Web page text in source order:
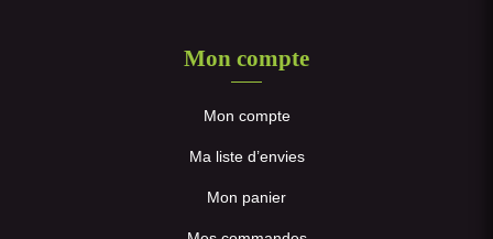
Mon compte
Mon compte
Ma liste d’envies
Mon panier